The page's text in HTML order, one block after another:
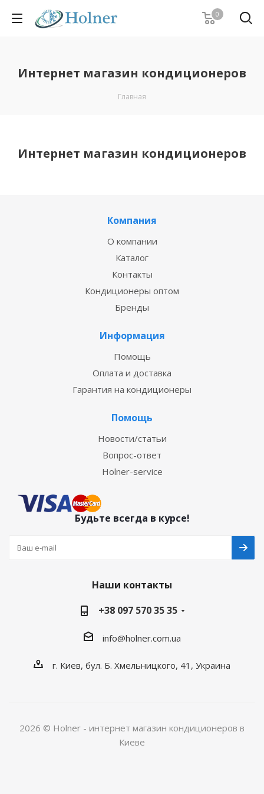
0
Интернет магазин кондиционеров
Главная
Интернет магазин кондиционеров
Компания
О компании
Каталог
Контакты
Кондиционеры оптом
Бренды
Информация
Помощь
Оплата и доставка
Гарантия на кондиционеры
Помощь
Новости/статьи
Вопрос-ответ
Holner-service
Будьте всегда в курсе!
Наши контакты
+38 097 570 35 35
info@holner.com.ua
г. Киев, бул. Б. Хмельницкого, 41, Украина
2026 © Holner - интернет магазин кондиционеров в
Киеве